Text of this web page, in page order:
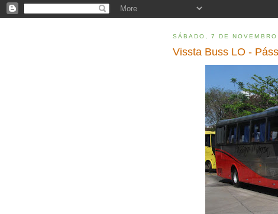
SÁBADO, 7 DE
Vissta Buss LO -